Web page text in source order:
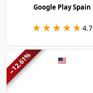
Google Play Spain
★★★★★
★★★★★ 4.7
−
12.61
%